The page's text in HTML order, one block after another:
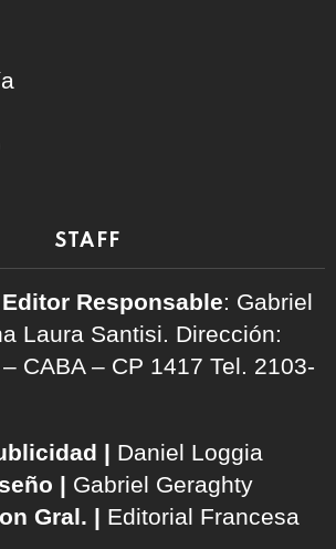
STAFF
Responsable: Gabriel
Laura Santisi. Dirección:
CABA – CP 1417 Tel. 2103-
| Daniel Loggia
| Gabriel Geraghty
Gral. | Editorial Francesa